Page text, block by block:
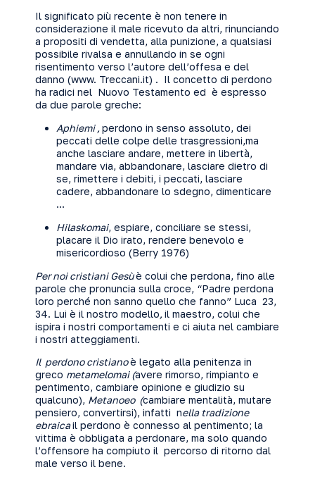
Il significato più recente è non tenere in
considerazione il male ricevuto da altri, rinunciando
a propositi di vendetta, alla punizione, a qualsiasi
possibile rivalsa e annullando in se ogni
risentimento verso l’autore dell’offesa e del
danno (www. Treccani.it) . Il concetto di perdono
ha radici nel Nuovo Testamento ed è espresso
da due parole greche:
Aphiemi ,perdono in senso assoluto, dei
peccati delle colpe delle trasgressioni,ma
anche lasciare andare, mettere in libertà,
mandare via, abbandonare, lasciare dietro di
se, rimettere i debiti, i peccati, lasciare
cadere, abbandonare lo sdegno, dimenticare
…
Hilaskomai, espiare, conciliare se stessi,
placare il Dio irato, rendere benevolo e
misericordioso (Berry 1976)
Per noi cristiani Gesùè colui che perdona, fino alle
parole che pronuncia sulla croce, “Padre perdona
loro perché non sanno quello che fanno” Luca 23,
34. Lui è il nostro modello,il maestro, colui che
ispira i nostri comportamenti e ci aiuta nel cambiare
i nostri atteggiamenti.
Il perdono cristianoè legato alla penitenza in
greco metamelomai (avere rimorso, rimpianto e
pentimento, cambiare opinione e giudizio su
qualcuno), Metanoeo (cambiare mentalità, mutare
pensiero, convertirsi), infatti nella tradizione
ebraicail perdono è connesso al pentimento; la
vittima è obbligata a perdonare, ma solo quando
l’offensore ha compiuto il percorso di ritorno dal
male verso il bene.